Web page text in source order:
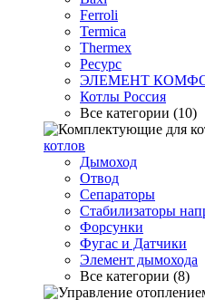
Ferroli
Termica
Thermex
Ресурс
ЭЛЕМЕНТ
Котлы Россия
Все категории (10)
котлов
Дымоход
Отвод
Сепараторы
Стабилизаторы
Форсунки
Фугас и Датчики
Элемент дымохода
Все категории (8)